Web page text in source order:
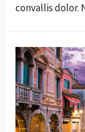
convallis dolor.